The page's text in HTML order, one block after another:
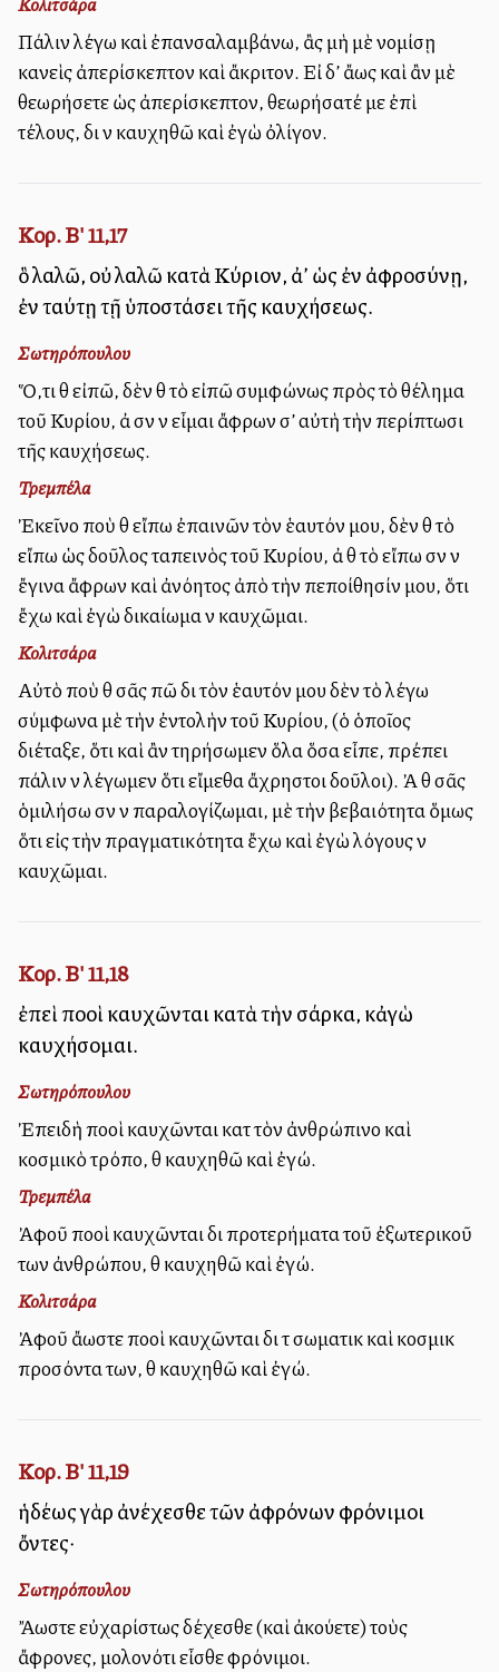
Πάλιν λέγω καὶ ἐπανσαλαμβάνω, ἂς μὴ μὲ νομίσῃ
κανεὶς ἀπερίσκεπτον καὶ ἄκριτον. Εἰ δ’ ἄλλως καὶ ἂν μὲ
θεωρήσετε ὡς ἀπερίσκεπτον, θεωρήσατέ με ἐπὶ
τέλους, διὰ νὰ καυχηθῶ καὶ ἐγὼ ὀλίγον.
Κορ. Β' 11,17
ὃ λαλῶ, οὐ λαλῶ κατὰ Κύριον, ἀλλ’ ὡς ἐν ἀφροσύνῃ,
ἐν ταύτῃ τῇ ὑποστάσει τῆς καυχήσεως.
Σωτηρόπουλου
Ὅ,τι θὰ εἰπῶ, δὲν θὰ τὸ εἰπῶ συμφώνως πρὸς τὸ θέλημα
τοῦ Κυρίου, ἀλλὰ σὰν νὰ εἶμαι ἄφρων σ’ αὐτὴ τὴν περίπτωσι
τῆς καυχήσεως.
Τρεμπέλα
Ἐκεῖνο ποὺ θὰ εἴπω ἐπαινῶν τὸν ἑαυτόν μου, δὲν θὰ τὸ
εἴπω ὡς δοῦλος ταπεινὸς τοῦ Κυρίου, ἀλλὰ θὰ τὸ εἴπω σὰν νὰ
ἔγινα ἄφρων καὶ ἀνόητος ἀπὸ τὴν πεποίθησίν μου, ὅτι
ἔχω καὶ ἐγὼ δικαίωμα νὰ καυχῶμαι.
Κολιτσάρα
Αὐτὸ ποὺ θὰ σᾶς πῶ διὰ τὸν ἑαυτόν μου δὲν τὸ λέγω
σύμφωνα μὲ τὴν ἐντολὴν τοῦ Κυρίου, (ὁ ὁποῖος
διέταξε, ὅτι καὶ ἂν τηρήσωμεν ὅλα ὅσα εἶπε, πρέπει
πάλιν νὰ λέγωμεν ὅτι εἴμεθα ἄχρηστοι δοῦλοι). Ἀλλὰ θὰ σᾶς
ὁμιλήσω σὰν νὰ παραλογίζωμαι, μὲ τὴν βεβαιότητα ὅμως
ὅτι εἰς τὴν πραγματικότητα ἔχω καὶ ἐγὼ λόγους νὰ
καυχῶμαι.
Κορ. Β' 11,18
ἐπεὶ πολλοὶ καυχῶνται κατὰ τὴν σάρκα, κἀγὼ
καυχήσομαι.
Σωτηρόπουλου
Ἐπειδὴ πολλοὶ καυχῶνται κατὰ τὸν ἀνθρώπινο καὶ
κοσμικὸ τρόπο, θὰ καυχηθῶ καὶ ἐγώ.
Τρεμπέλα
Ἀφοῦ πολλοὶ καυχῶνται διὰ προτερήματα τοῦ ἐξωτερικοῦ
των ἀνθρώπου, θὰ καυχηθῶ καὶ ἐγώ.
Κολιτσάρα
Ἀφοῦ ἄλλωστε πολλοὶ καυχῶνται διὰ τὰ σωματικὰ καὶ κοσμικὰ
προσόντα των, θὰ καυχηθῶ καὶ ἐγώ.
Κορ. Β' 11,19
ἡδέως γὰρ ἀνέχεσθε τῶν ἀφρόνων φρόνιμοι
ὄντες·
Σωτηρόπουλου
Ἄλλωστε εὐχαρίστως δέχεσθε (καὶ ἀκούετε) τοὺς
ἄφρονες, μολονότι εἶσθε φρόνιμοι.